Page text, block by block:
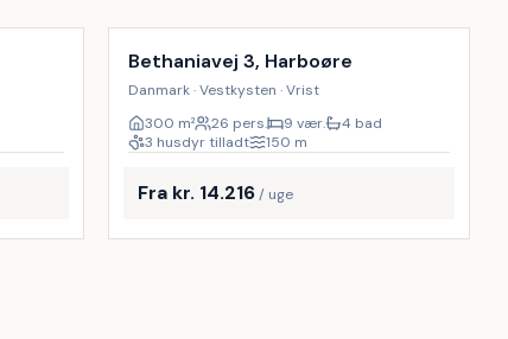
Bethaniavej 3, Harboøre
Danmark · Vestkysten · Vrist
300 m² 26 pers. 9 vær.
4 bad
3 husdyr tilladt
150 m
Fra kr. 14.216/ uge